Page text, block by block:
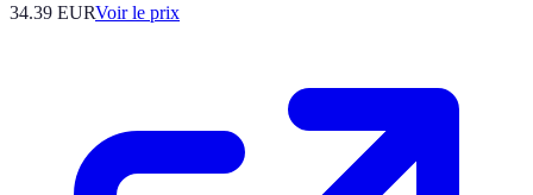
34.39 EURVoir le prix